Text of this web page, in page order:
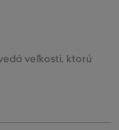
veľkosti, ktorú